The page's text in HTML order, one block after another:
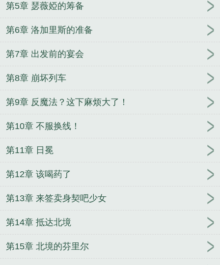
第5章 瑟薇婭的筹备
第6章 洛加里斯的准备
第7章 出发前的宴会
第8章 崩坏列车
第9章 反魔法？这下麻烦大了！
第10章 不服换线！
第11章 日冕
第12章 该喝药了
第13章 来签卖身契吧少女
第14章 抵达北境
第15章 北境的芬里尔